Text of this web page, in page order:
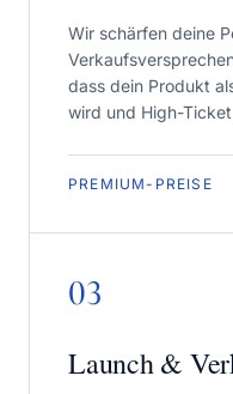
Wir schärfen deine
dass dein Produkt
wird und High-
PREMIUM-PREISE
03
Launch &